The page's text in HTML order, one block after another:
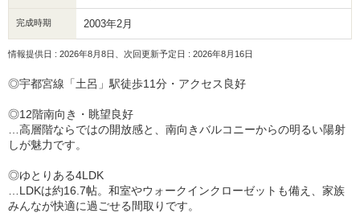
完成時期 2003年2月
情報提供日 : 2026年8月8日、次回更新予定日 : 2026年8月16日
◎宇都宮線「土呂」駅徒歩11分・アクセス良好
◎12階南向き・眺望良好
…高層階ならではの開放感と、南向きバルコニーからの明るい陽射
しが魅力です。
◎ゆとりある4LDK
…LDKは約16.7帖。和室やウォークインクローゼットも備え、家族
みんなが快適に過ごせる間取りです。